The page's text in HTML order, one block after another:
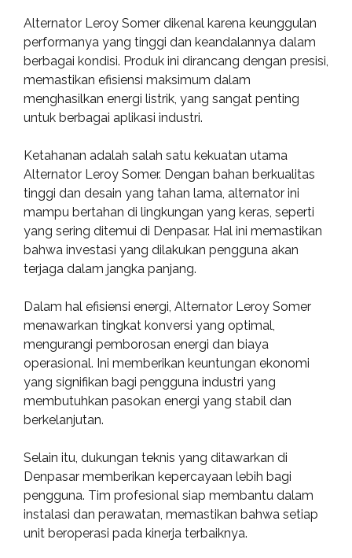
Alternator Leroy Somer dikenal karena keunggulan
performanya yang tinggi dan keandalannya dalam
berbagai kondisi. Produk ini dirancang dengan presisi,
memastikan efisiensi maksimum dalam
menghasilkan energi listrik, yang sangat penting
untuk berbagai aplikasi industri.
Ketahanan adalah salah satu kekuatan utama
Alternator Leroy Somer. Dengan bahan berkualitas
tinggi dan desain yang tahan lama, alternator ini
mampu bertahan di lingkungan yang keras, seperti
yang sering ditemui di Denpasar. Hal ini memastikan
bahwa investasi yang dilakukan pengguna akan
terjaga dalam jangka panjang.
Dalam hal efisiensi energi, Alternator Leroy Somer
menawarkan tingkat konversi yang optimal,
mengurangi pemborosan energi dan biaya
operasional. Ini memberikan keuntungan ekonomi
yang signifikan bagi pengguna industri yang
membutuhkan pasokan energi yang stabil dan
berkelanjutan.
Selain itu, dukungan teknis yang ditawarkan di
Denpasar memberikan kepercayaan lebih bagi
pengguna. Tim profesional siap membantu dalam
instalasi dan perawatan, memastikan bahwa setiap
unit beroperasi pada kinerja terbaiknya.